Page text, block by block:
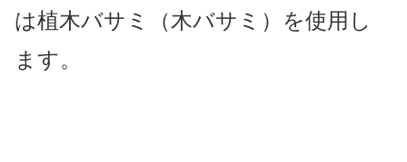
は植木バサミ（木バサミ）を使用し
ます。